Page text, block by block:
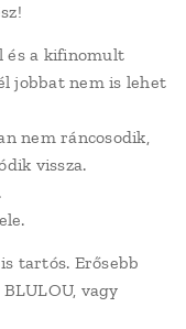
és a kifinomult
jobbat nem is lehet
nem ráncosodik,
vissza.
tartós. Erősebb
vagy